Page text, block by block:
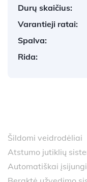
Durų skaičius:
Varantieji ratai:
Spalva:
Rida:
Šildomi veidrodėliai
Atstumo jutiklių
Automatiškai